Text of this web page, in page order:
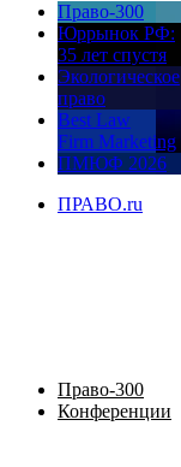
Право-300
Юррынок РФ:
35 лет спустя
Экологическое
право
Best Law
Firm Marketing
ПМЮФ 2026
ПРАВО.ru
Право-300
Конференции